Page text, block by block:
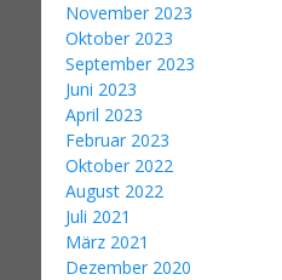
November 2023
Oktober 2023
September 2023
Juni 2023
April 2023
Februar 2023
Oktober 2022
August 2022
Juli 2021
März 2021
Dezember 2020